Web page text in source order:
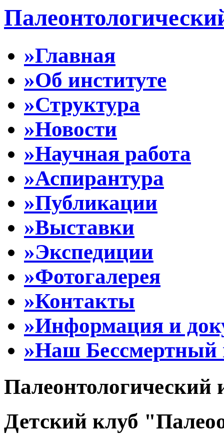
»Главная
»Об институте
»Структура
»Новости
»Научная работа
»Аспирантура
»Публикации
»Выставки
»Экспедиции
»Фотогалерея
»Контакты
»Информация и
»Наш Бессмертный
Палеонтологический
Детский клуб